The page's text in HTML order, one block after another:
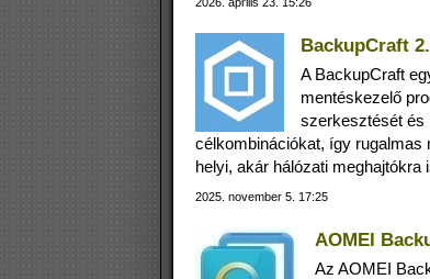
BackupCraft
A BackupCraft
mentéskezelő
szerkesztését és
célkombinációkat, így rugalmas
helyi, akár hálózati meghajtókra
2025. november 5. 17:25
AOMEI
Az AOMEI